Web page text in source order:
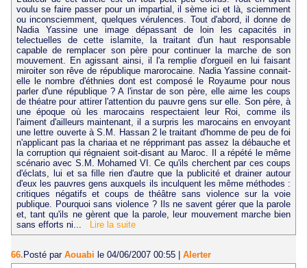
voulu se faire passer pour un impartial, il sème ici et là, sciemment
ou inconsciemment, quelques vérulences. Tout d'abord, il donne de
Nadia Yassine une image dépassant de loin les capacités in
telectuelles de cette islamite, la traitant d'un haut responsable
capable de remplacer son père pour continuer la marche de son
mouvement. En agissant ainsi, il l'a remplie d'orgueil en lui faisant
miroiter son rêve de république marorocaine. Nadia Yassine connait-
elle le nombre d'éthnies dont est composé le Royaume pour nous
parler d'une république ? A l'instar de son père, elle aime les coups
de théatre pour attirer l'attention du pauvre gens sur elle. Son père, à
une époque où les marocains respectaient leur Roi, comme ils
l'aiment d'ailleurs maintenant, il a surpris les marocains en envoyant
une lettre ouverte à S.M. Hassan 2 le traitant d'homme de peu de foi
n'applicant pas la chariaa et ne répprimant pas assez la débauche et
la corruption qui régnaient soit-disant au Maroc. Il a répété le même
scénario avec S.M. Mohamed VI. Ce qu'ils cherchent par ces coups
d'éclats, lui et sa fille rien d'autre que la publicité et drainer autour
d'eux les pauvres gens auxquels ils inculquent les même méthodes :
critiques négatifs et coups de théâtre sans violence sur la voie
publique. Pourquoi sans violence ? Ils ne savent gérer que la parole
et, tant qu'ils ne gèrent que la parole, leur mouvement marche bien
sans efforts ni...
Lire la suite
66. Posté par Aouabi le 04/06/2007 00:55
Alerter